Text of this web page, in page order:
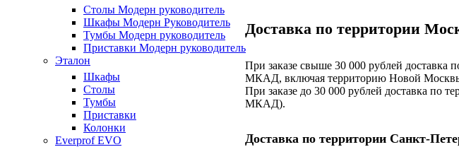
Столы Модерн руководитель
Шкафы Модерн Руководитель
Тумбы Модерн руководитель
Приставки Модерн руководитель
Эталон
Шкафы
Столы
Тумбы
Приставки
Колонки
Everprof EVO
Доставка по территории
При заказе свыше 30 000 рублей доставка
МКАД, включая территорию Новой
При заказе до 30 000 рублей доставка по
МКАД).
Доставка по территории Санкт-